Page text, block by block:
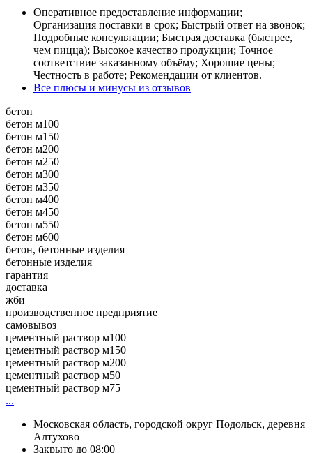
Оперативное предоставление информации;
Организация поставки в срок; Быстрый ответ на звонок;
Подробные консультации; Быстрая доставка (быстрее,
чем пицца); Высокое качество продукции; Точное
соответствие заказанному объёму; Хорошие цены;
Честность в работе; Рекомендации от клиентов.
Все плюсы и минусы из отзывов
бетон
бетон м100
бетон м150
бетон м200
бетон м250
бетон м300
бетон м350
бетон м400
бетон м450
бетон м550
бетон м600
бетон, бетонные изделия
бетонные изделия
гарантия
доставка
жби
производственное предприятие
самовывоз
цементный раствор м100
цементный раствор м150
цементный раствор м200
цементный раствор м50
цементный раствор м75
...
Московская область, городской округ Подольск, деревня
Алтухово
Закрыто до 08:00